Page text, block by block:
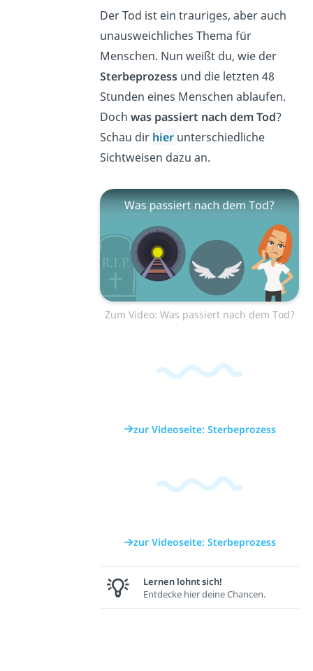
Der Tod ist ein trauriges, aber auch
unausweichliches Thema für
Menschen. Nun weißt du, wie der
Sterbeprozess und die letzten 48
Stunden eines Menschen ablaufen.
Dochwas passiert nach dem Tod?
Schau dir hier unterschiedliche
Sichtweisen dazu an.
Zum Video: Was passiert nach dem Tod?
zur Videoseite: Sterbeprozess
zur Videoseite: Sterbeprozess
Lernen lohnt sich!
Entdecke hier deine Chancen.